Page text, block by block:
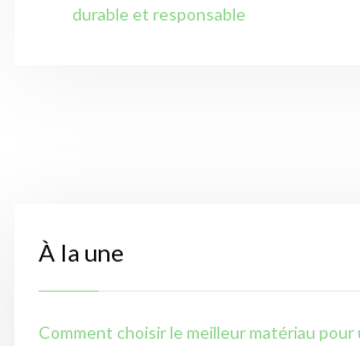
durable et responsable
À la une
Comment choisir le meilleur matériau pour